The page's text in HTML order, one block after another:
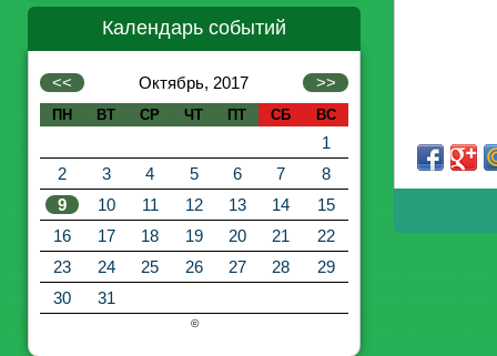
Календарь событий
<< Октябрь, 2017 >>
ПН ВТ СР ЧТ ПТ СБ ВС
1
2
3 4 5 6 7
8
9
10 11 12 13 14
15
16
17 18 19 20 21
22
23
24 25 26 27 28
29
30
31
©